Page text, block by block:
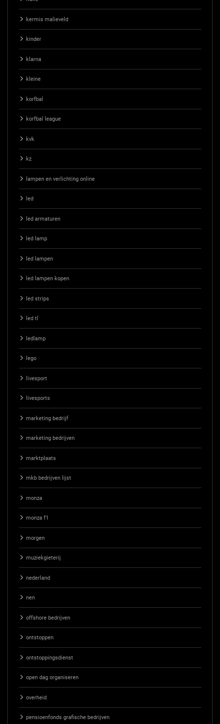
kermis malieveld
kinder
klarna
kleine
korfbal
korfbal league
kvk
kz
lampen en verlichting online
led
led armaturen
led lamp
led lampen
led lampen kopen
led strips
led tl
ledlamp
lego
livesport
livesports
marketing bedrijf
marketing bedrijven
marktplaats
mkb bedrijven lijst
monza
monza f1
morgen
muziekgieterij
nederland
nen
offshore bedrijven
ontstoppen
ontstoppingsdienst
open dag organiseren
overheid
pensioenfonds grafische bedrijven